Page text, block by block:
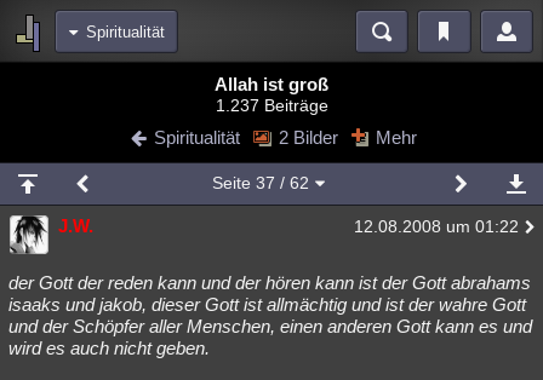
Spiritualität
Blogs Videos
Chat Wiki Neuigkeiten
meine Rubriken
Menschen Mystery Kriminalfälle
Spiritualität Verschwörungen Technologie Ufologie
Natur Umfragen Unterhaltung
Allah ist groß
1.237 Beiträge
Spiritualität 2 Bilder Mehr
Seite 37 / 62
J.W. 12.08.2008 um 01:22
der Gott der reden kann und der hören kann ist der Gott abrahams
isaaks und jakob, dieser Gott ist allmächtig und ist der wahre Gott
und der Schöpfer aller Menschen, einen anderen Gott kann es und
wird es auch nicht geben.